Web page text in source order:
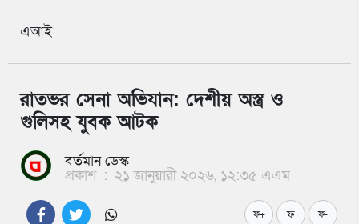
এআই
রাতভর সেনা অভিযান: দেশীয় অস্ত্র ও
গুলিসহ যুবক আটক
বর্তমান ডেস্ক
প্রকাশ : ২১ জানুয়ারী ২০২৬, ১২:৩৫ এএম
ফ+ ফ ফ-